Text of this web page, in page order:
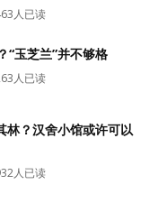
人已读
“玉芝兰”并不够格
人已读
林？汉舍小馆或许可以
人已读